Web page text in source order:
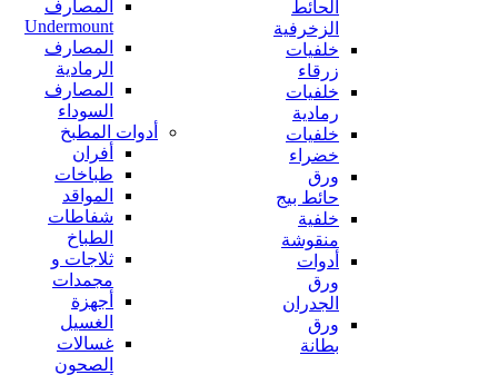
الحائط
الزخرفية
خلفيات
زرقاء
خلفيات
رمادية
خلفيات
خضراء
ورق
حائط بيج
خلفية
منقوشة
أدوات
ورق
الجدران
ورق
بطانة
المصارف
Undermount
المصارف
الرمادية
المصارف
السوداء
أدوات المطبخ
أفران
طباخات
المواقد
شفاطات
الطباخ
ثلاجات و
مجمدات
أجهزة
الغسيل
غسالات
الصحون